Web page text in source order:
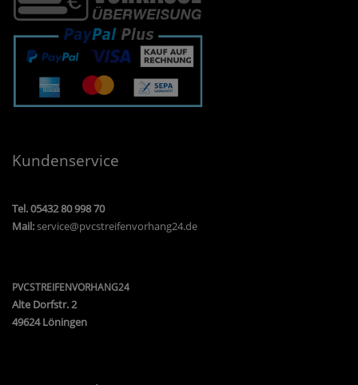
Kundenservice
Tel. 05432 80 998 70
Mail:service@pvcstreifenvorhang24.de
PVCSTREIFENVORHANG24
Alte Dorfstr. 2
49624 Löningen